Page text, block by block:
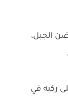
الجبل،
ركبه في